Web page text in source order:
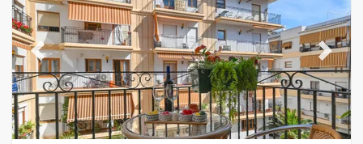
Previous Next